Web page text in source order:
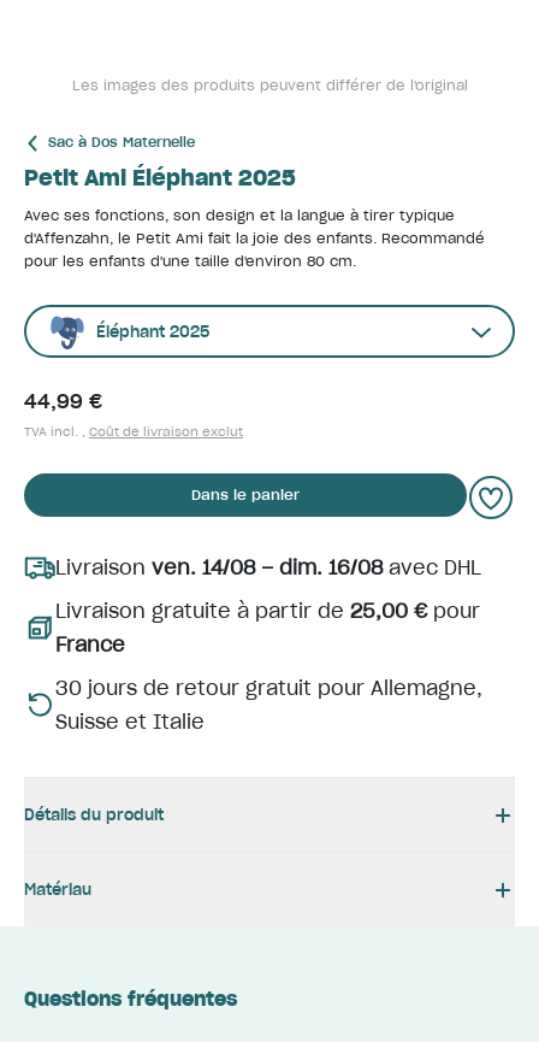
Les images des produits peuvent différer de l'original
Sac à Dos Maternelle
Petit Ami Éléphant 2025
Avec ses fonctions, son design et la langue à tirer typique
d'Affenzahn, le Petit Ami fait la joie des enfants. Recommandé
pour les enfants d'une taille d'environ 80 cm.
Éléphant 2025
44,99 €
TVA incl. , Coût de livraison exclut
Dans le panier
Livraison ven. 14/08 – dim. 16/08avec DHL
Livraison gratuite à partir de 25,00 €pour
France
30 jours de retour gratuit pour Allemagne,
Suisse et Italie
Détails du produit
Matériau
Questions fréquentes